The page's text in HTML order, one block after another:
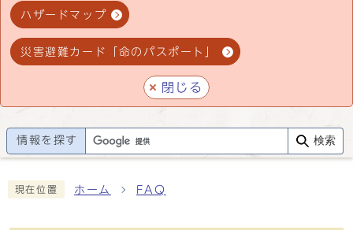
ハザードマップ
災害避難カード「命のパスポート」
閉じる
情報を探す 検索
現在位置 ホーム FAQ